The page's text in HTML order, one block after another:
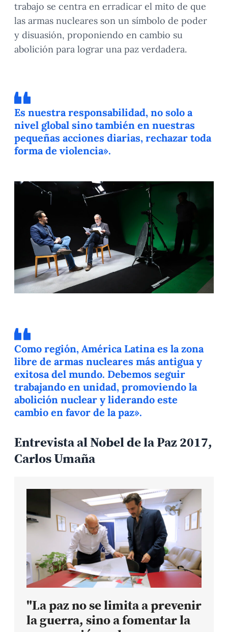
trabajo se centra en erradicar el mito de que
las armas nucleares son un símbolo de poder
y disuasión, proponiendo en cambio su
abolición para lograr una paz verdadera.
Es nuestra responsabilidad, no solo a
nivel global sino también en nuestras
pequeñas acciones diarias, rechazar toda
forma de violencia».
Como región, América Latina es la zona
libre de armas nucleares más antigua y
exitosa del mundo. Debemos seguir
trabajando en unidad, promoviendo la
abolición nuclear y liderando este
cambio en favor de la paz».
Entrevista al Nobel de la Paz 2017,
Carlos Umaña
"La paz no se limita a prevenir
la guerra, sino a fomentar la